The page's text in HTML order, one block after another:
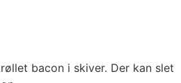
bacon i skiver. Der kan slet